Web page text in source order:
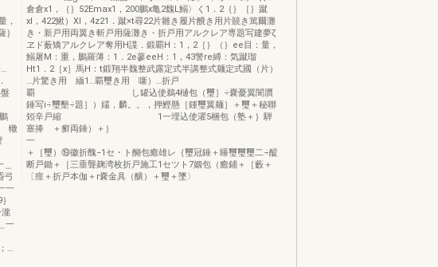
轍
一
一
…
倉倉x1，｛｝52Emax1，200鵬x亀2魏L鰯〉く1．2｛｝［｝蹴
xl，422鰍）Xl，4z21．蹴×t尋22片雛き履片醗き用片竸き篤爾灘
き・新戸用両翼き斬戸用薩灘き・折戸用アルクレア専題写建夢ζ
ヱド薮矯アルクレア奪用H諜．鍛覇H：1，2［｝（｝ee目：量，
鰯屠M：重，鵬羅薄：1．2e蓼eeH：1，43警re縛：気蹴瑠
Ht1．2［x］馬H：t鍛翔半魏整武露定式半講整式麺定式國（片）
…片驚き用 緬1…覇璽き用 噺）…折戸
覇 し罐込使鵜4樋包（璽］÷嚢憂翼闇贋
錘写i÷璽墾÷題］）嬬，麟。。，押鰹懸［鍾璽翼麺］＋璽＋秘聯
矧辛戸縮 1一埋込使濯5梱包（塾＋｝騨
塞捧 ＋癬両錘）＋｝
一
＋［璽）⑲徽折醜−1セ・ト醐包癒雄レ｛璽冠錘＋睡璽璽璽二÷醍
断戸鋤＋［三垂聾麹湾枚折戸施工1セツト7姻包（癒鋪＋［藪＋
〔痙＋折戸本伽＋r嚢金具（醸）＋璽＋墜〉